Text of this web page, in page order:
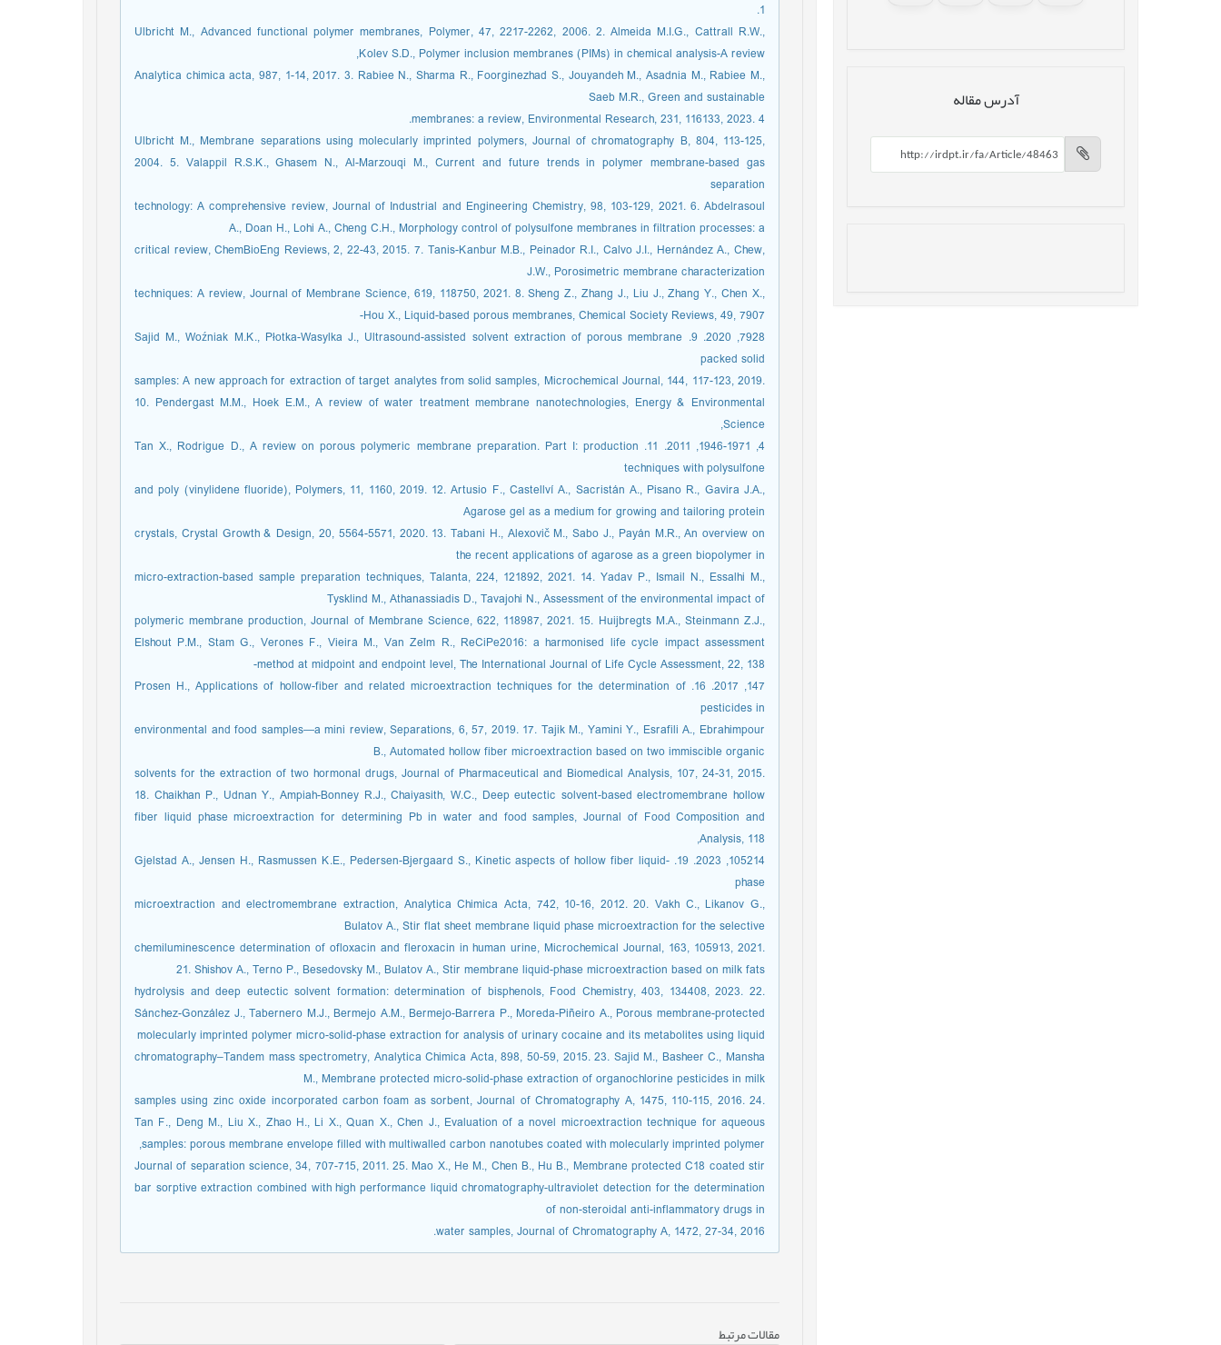
آدرس مقاله
1.
Ulbricht M., Advanced functional polymer membranes, Polymer, 47, 2217-2262, 2006. 2. Almeida M.I.G., Cattrall R.W.,
Kolev S.D., Polymer inclusion membranes (PIMs) in chemical analysis-A review,
Analytica chimica acta, 987, 1-14, 2017. 3. Rabiee N., Sharma R., Foorginezhad S., Jouyandeh M., Asadnia M., Rabiee M.,
Saeb M.R., Green and sustainable
membranes: a review, Environmental Research, 231, 116133, 2023. 4.
Ulbricht M., Membrane separations using molecularly imprinted polymers, Journal of chromatography B, 804, 113-125,
2004. 5. Valappil R.S.K., Ghasem N., Al-Marzouqi M., Current and future trends in polymer membrane-based gas
separation
technology: A comprehensive review, Journal of Industrial and Engineering Chemistry, 98, 103-129, 2021. 6. Abdelrasoul
A., Doan H., Lohi A., Cheng C.H., Morphology control of polysulfone membranes in filtration processes: a
critical review, ChemBioEng Reviews, 2, 22-43, 2015. 7. Tanis-Kanbur M.B., Peinador R.I., Calvo J.I., Hernández A., Chew,
J.W., Porosimetric membrane characterization
techniques: A review, Journal of Membrane Science, 619, 118750, 2021. 8. Sheng Z., Zhang J., Liu J., Zhang Y., Chen X.,
Hou X., Liquid-based porous membranes, Chemical Society Reviews, 49, 7907-
7928, 2020. 9. Sajid M., Woźniak M.K., Płotka-Wasylka J., Ultrasound-assisted solvent extraction of porous membrane
packed solid
samples: A new approach for extraction of target analytes from solid samples, Microchemical Journal, 144, 117-123, 2019.
10. Pendergast M.M., Hoek E.M., A review of water treatment membrane nanotechnologies, Energy & Environmental
Science,
4, 1946-1971, 2011. 11. Tan X., Rodrigue D., A review on porous polymeric membrane preparation. Part I: production
techniques with polysulfone
and poly (vinylidene fluoride), Polymers, 11, 1160, 2019. 12. Artusio F., Castellví A., Sacristán A., Pisano R., Gavira J.A.,
Agarose gel as a medium for growing and tailoring protein
crystals, Crystal Growth & Design, 20, 5564-5571, 2020. 13. Tabani H., Alexovič M., Sabo J., Payán M.R., An overview on
the recent applications of agarose as a green biopolymer in
micro-extraction-based sample preparation techniques, Talanta, 224, 121892, 2021. 14. Yadav P., Ismail N., Essalhi M.,
Tysklind M., Athanassiadis D., Tavajohi N., Assessment of the environmental impact of
polymeric membrane production, Journal of Membrane Science, 622, 118987, 2021. 15. Huijbregts M.A., Steinmann Z.J.,
Elshout P.M., Stam G., Verones F., Vieira M., Van Zelm R., ReCiPe2016: a harmonised life cycle impact assessment
method at midpoint and endpoint level, The International Journal of Life Cycle Assessment, 22, 138-
147, 2017. 16. Prosen H., Applications of hollow-fiber and related microextraction techniques for the determination of
pesticides in
environmental and food samples—a mini review, Separations, 6, 57, 2019. 17. Tajik M., Yamini Y., Esrafili A., Ebrahimpour
B., Automated hollow fiber microextraction based on two immiscible organic
solvents for the extraction of two hormonal drugs, Journal of Pharmaceutical and Biomedical Analysis, 107, 24-31, 2015.
18. Chaikhan P., Udnan Y., Ampiah-Bonney R.J., Chaiyasith, W.C., Deep eutectic solvent-based electromembrane hollow
fiber liquid phase microextraction for determining Pb in water and food samples, Journal of Food Composition and
Analysis, 118,
105214, 2023. 19. Gjelstad A., Jensen H., Rasmussen K.E., Pedersen-Bjergaard S., Kinetic aspects of hollow fiber liquid-
phase
microextraction and electromembrane extraction, Analytica Chimica Acta, 742, 10-16, 2012. 20. Vakh C., Likanov G.,
Bulatov A., Stir flat sheet membrane liquid phase microextraction for the selective
chemiluminescence determination of ofloxacin and fleroxacin in human urine, Microchemical Journal, 163, 105913, 2021.
21. Shishov A., Terno P., Besedovsky M., Bulatov A., Stir membrane liquid-phase microextraction based on milk fats
hydrolysis and deep eutectic solvent formation: determination of bisphenols, Food Chemistry, 403, 134408, 2023. 22.
Sánchez-González J., Tabernero M.J., Bermejo A.M., Bermejo-Barrera P., Moreda-Piñeiro A., Porous membrane-protected
molecularly imprinted polymer micro-solid-phase extraction for analysis of urinary cocaine and its metabolites using liquid
chromatography–Tandem mass spectrometry, Analytica Chimica Acta, 898, 50-59, 2015. 23. Sajid M., Basheer C., Mansha
M., Membrane protected micro-solid-phase extraction of organochlorine pesticides in milk
samples using zinc oxide incorporated carbon foam as sorbent, Journal of Chromatography A, 1475, 110-115, 2016. 24.
Tan F., Deng M., Liu X., Zhao H., Li X., Quan X., Chen J., Evaluation of a novel microextraction technique for aqueous
samples: porous membrane envelope filled with multiwalled carbon nanotubes coated with molecularly imprinted polymer,
Journal of separation science, 34, 707-715, 2011. 25. Mao X., He M., Chen B., Hu B., Membrane protected C18 coated stir
bar sorptive extraction combined with high performance liquid chromatography-ultraviolet detection for the determination
of non-steroidal anti-inflammatory drugs in
water samples, Journal of Chromatography A, 1472, 27-34, 2016.
مقالات مرتبط